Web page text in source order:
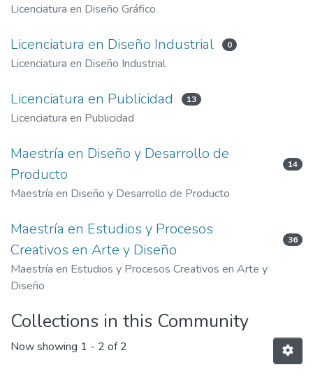
Licenciatura en Diseño Gráfico
Licenciatura en Diseño Industrial 0
Licenciatura en Diseño Industrial
Licenciatura en Publicidad 13
Licenciatura en Publicidad
Maestría en Diseño y Desarrollo de
Producto
14
Maestría en Diseño y Desarrollo de Producto
Maestría en Estudios y Procesos
Creativos en Arte y Diseño
36
Maestría en Estudios y Procesos Creativos en Arte y
Diseño
Collections in this Community
Now showing 1 - 2 of 2